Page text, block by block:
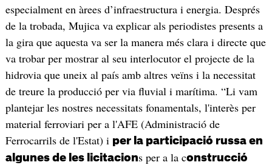
especialment en àrees d’infraestructura i energia. Després
de la trobada, Mujica va explicar als periodistes presents a
la gira que aquesta va ser la manera més clara i directe que
va trobar per mostrar al seu interlocutor el projecte de la
hidrovia que uneix al país amb altres veïns i la necessitat
de treure la producció per via fluvial i marítima. “Li vam
plantejar les nostres necessitats fonamentals, l'interès per
material ferroviari per a l'AFE (Administració de
Ferrocarrils de l'Estat) i per la participació russa en
algunes de les licitacions per a la construcció